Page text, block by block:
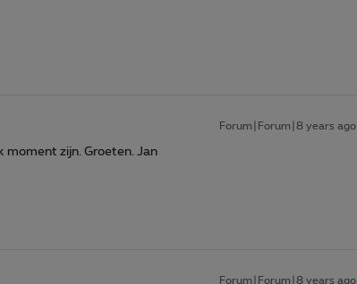
Forum|Forum|8 years ago
zijn. Groeten. Jan
Forum|Forum|8 years ago